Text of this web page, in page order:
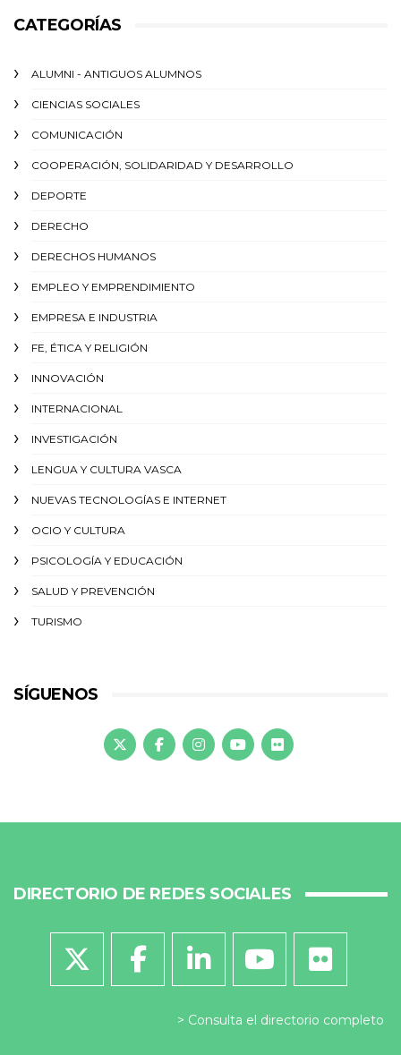
CATEGORÍAS
ALUMNI - ANTIGUOS ALUMNOS
CIENCIAS SOCIALES
COMUNICACIÓN
COOPERACIÓN, SOLIDARIDAD Y DESARROLLO
DEPORTE
DERECHO
DERECHOS HUMANOS
EMPLEO Y EMPRENDIMIENTO
EMPRESA E INDUSTRIA
FE, ÉTICA Y RELIGIÓN
INNOVACIÓN
INTERNACIONAL
INVESTIGACIÓN
LENGUA Y CULTURA VASCA
NUEVAS TECNOLOGÍAS E INTERNET
OCIO Y CULTURA
PSICOLOGÍA Y EDUCACIÓN
SALUD Y PREVENCIÓN
TURISMO
SÍGUENOS
DIRECTORIO DE REDES SOCIALES
Consulta el directorio completo